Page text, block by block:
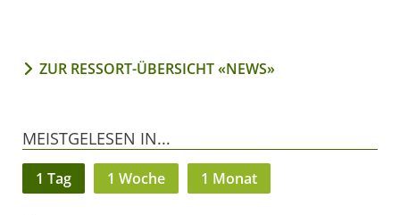
ZUR RESSORT-ÜBERSICHT «NEWS»
MEISTGELESEN IN...
1 Tag 1 Woche 1 Monat